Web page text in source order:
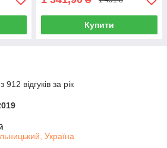
Купити
відгуків за рік
Україна